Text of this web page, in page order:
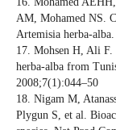
AM, Mohamed NS.
Artemisia herba-
17. Mohsen H, Ali
herba-alba from
2008;7(1):044–50
18. Nigam M,
Plygun S, et al.